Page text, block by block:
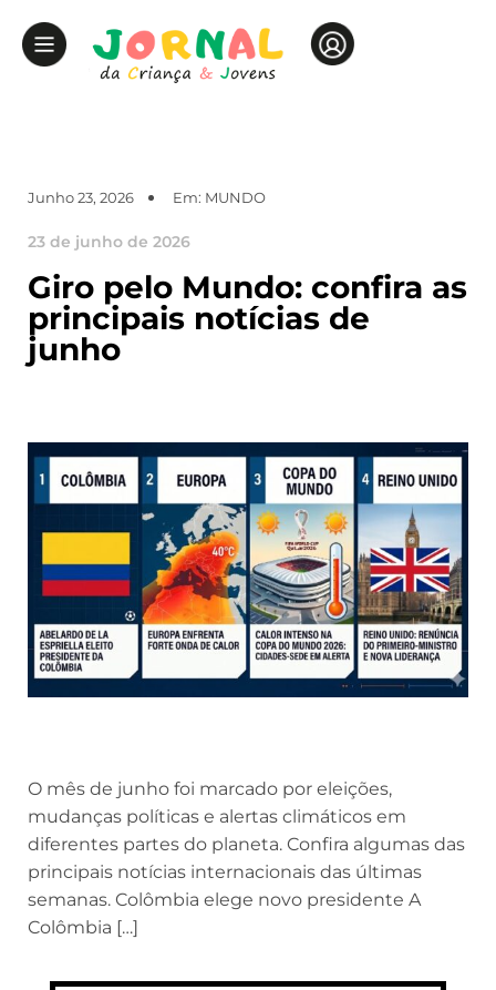
Junho 23, 2026 Em: MUNDO
23 de junho de 2026
Giro pelo Mundo: confira as
principais notícias de
junho
O mês de junho foi marcado por eleições,
mudanças políticas e alertas climáticos em
diferentes partes do planeta. Confira algumas das
principais notícias internacionais das últimas
semanas. Colômbia elege novo presidente A
Colômbia […]